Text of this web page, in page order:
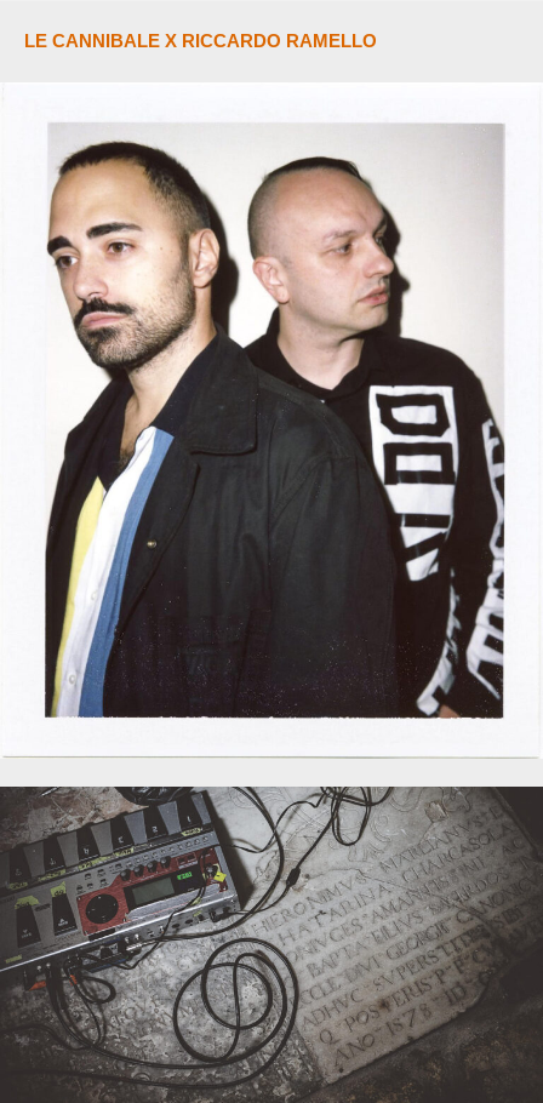
LE CANNIBALE X RICCARDO RAMELLO